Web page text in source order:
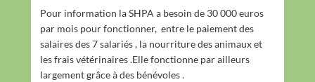
Pour information la SHPA a besoin de 30 000 euros
par mois pour fonctionner, entre le paiement des
salaires des 7 salariés , la nourriture des animaux et
les frais vétérinaires .Elle fonctionne par ailleurs
largement grâce à des bénévoles .